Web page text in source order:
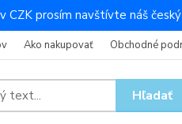
CZK prosím navštívte náš
Ako nakupovať Obchodné
Hľadať